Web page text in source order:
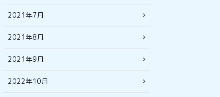
2021年7月
2021年8月
2021年9月
2022年10月